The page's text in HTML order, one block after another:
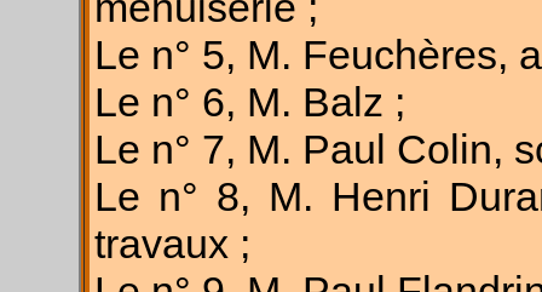
Le n° 5, M. Feuchères,
Le n° 6, M. Balz ;
Le n° 7, M. Paul Colin,
Le n° 8, M. Henri
travaux ;